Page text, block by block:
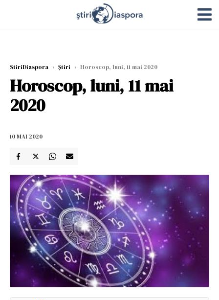
StiriDiaspora › Știri › Horoscop, luni, 11 mai 2020
Horoscop, luni, 11 mai
2020
10 MAI 2020